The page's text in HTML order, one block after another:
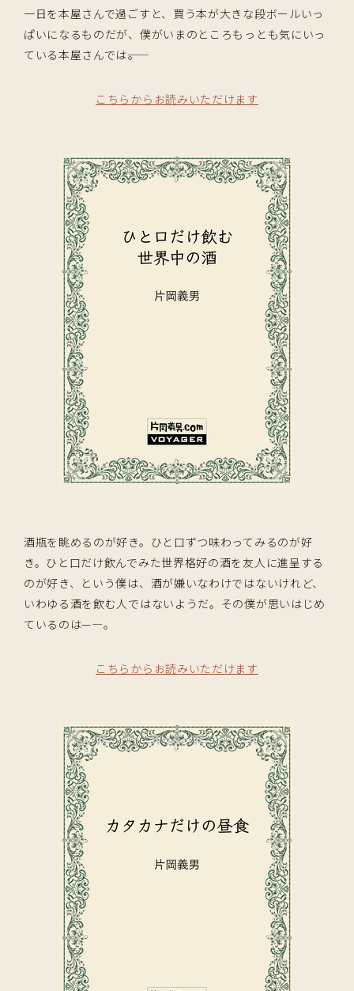
一日を本屋さんで過ごすと、買う本が大きな段ボールいっ
ぱいになるものだが、僕がいまのところもっとも気にいっ
ている本屋さんでは――。
こちらからお読みいただけます
酒瓶を眺めるのが好き。ひと口ずつ味わってみるのが好
き。ひと口だけ飲んでみた世界格好の酒を友人に進呈する
のが好き、という僕は、酒が嫌いなわけではないけれど、
いわゆる酒を飲む人ではないようだ。その僕が思いはじめ
ているのは—―。
こちらからお読みいただけます